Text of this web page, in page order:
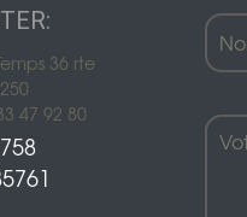
36 rte
47 92 80